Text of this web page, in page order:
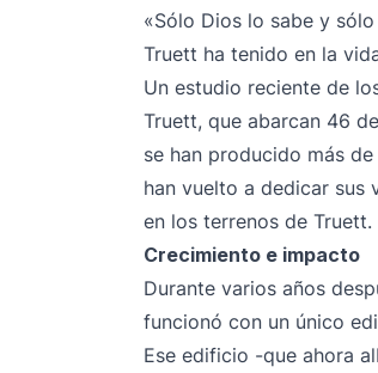
«Sólo Dios lo sabe y
Truett ha tenido en la
Un estudio reciente de
Truett, que abarcan 46
se han producido más
han vuelto a dedicar sus
en los terrenos de Truett.
Crecimiento e impacto
Durante varios años
funcionó con un único
Ese edificio -que ahora